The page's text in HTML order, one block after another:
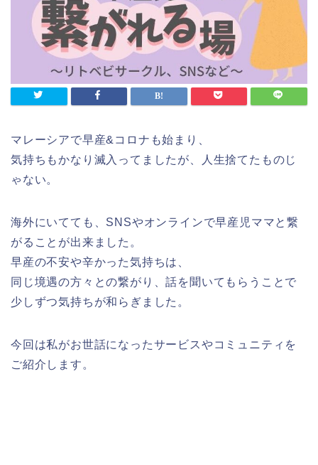
マレーシアで早産&コロナも始まり、
気持ちもかなり滅入ってましたが、人生捨てたものじ
ゃない。
海外にいてても、SNSやオンラインで早産児ママと繋
がることが出来ました。
早産の不安や辛かった気持ちは、
同じ境遇の方々との繋がり、話を聞いてもらうことで
少しずつ気持ちが和らぎました。
今回は私がお世話になったサービスやコミュニティを
ご紹介します。